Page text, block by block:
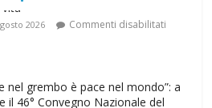
nel grembo è pace nel mondo”: a